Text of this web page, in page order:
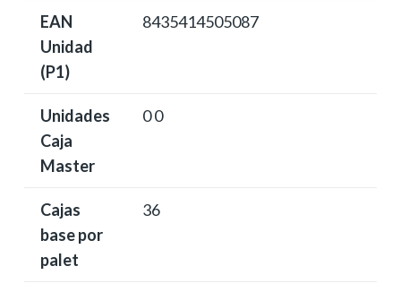
EAN
Unidad
(P1)
8435414505087
Unidades
Caja
Master
0 0
Cajas
base por
palet
36